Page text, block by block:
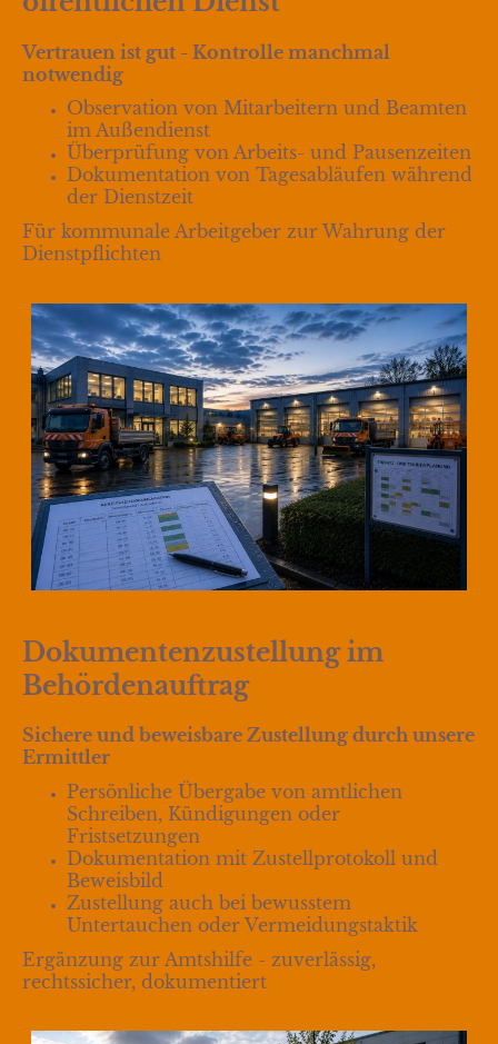
Vertrauen ist gut - Kontrolle manchmal
notwendig
Observation von Mitarbeitern und Beamten
im Außendienst
Überprüfung von Arbeits- und Pausenzeiten
Dokumentation von Tagesabläufen während
der Dienstzeit
Für kommunale Arbeitgeber zur Wahrung der
Dienstpflichten
Dokumentenzustellung im
Behördenauftrag
Sichere und beweisbare Zustellung durch unsere
Ermittler
Persönliche Übergabe von amtlichen
Schreiben, Kündigungen oder
Fristsetzungen
Dokumentation mit Zustellprotokoll und
Beweisbild
Zustellung auch bei bewusstem
Untertauchen oder Vermeidungstaktik
Ergänzung zur Amtshilfe - zuverlässig,
rechtssicher, dokumentiert